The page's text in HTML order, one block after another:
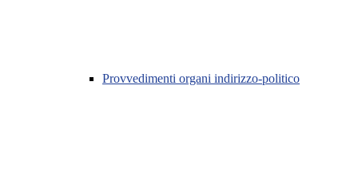
Provvedimenti organi indirizzo-politico